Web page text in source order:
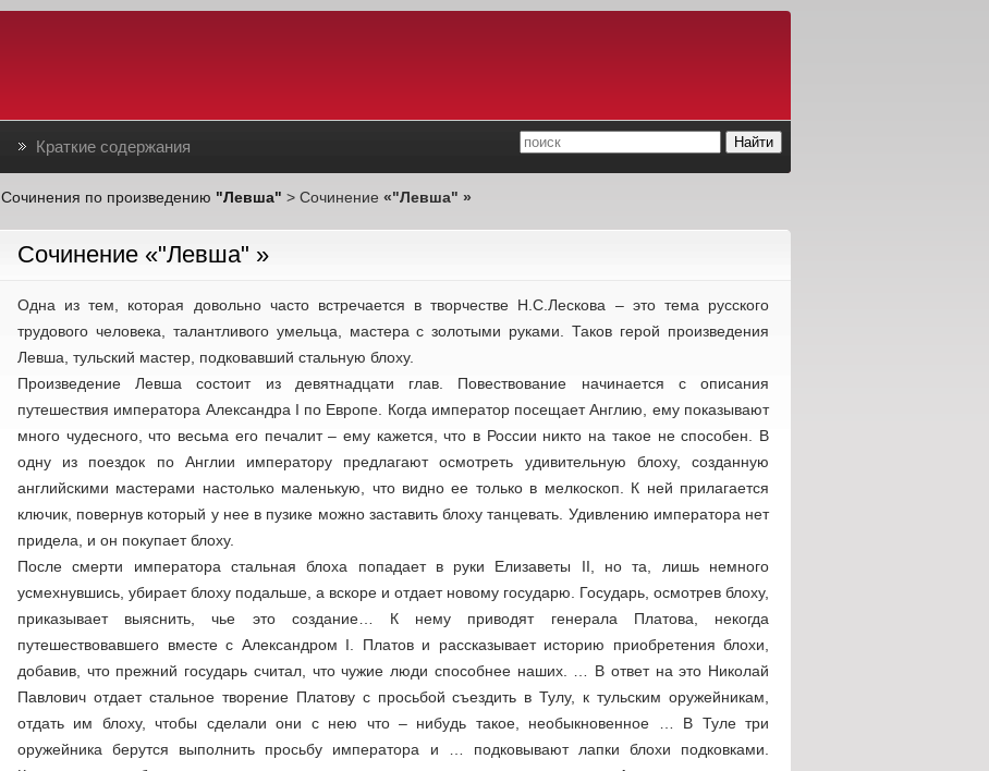
Краткие содержания
Сочинения по произведению "Левша" > Сочинение «"Левша" »
Cочинение «"Левша" »
Одна из тем, которая довольно часто встречается в творчестве Н.С.Лескова – это тема русского
трудового человека, талантливого умельца, мастера с золотыми руками. Таков герой произведения
Левша, тульский мастер, подковавший стальную блоху.
Произведение Левша состоит из девятнадцати глав. Повествование начинается с описания
путешествия императора Александра I по Европе. Когда император посещает Англию, ему показывают
много чудесного, что весьма его печалит – ему кажется, что в России никто на такое не способен. В
одну из поездок по Англии императору предлагают осмотреть удивительную блоху, созданную
английскими мастерами настолько маленькую, что видно ее только в мелкоскоп. К ней прилагается
ключик, повернув который у нее в пузике можно заставить блоху танцевать. Удивлению императора нет
придела, и он покупает блоху.
После смерти императора стальная блоха попадает в руки Елизаветы II, но та, лишь немного
усмехнувшись, убирает блоху подальше, а вскоре и отдает новому государю. Государь, осмотрев блоху,
приказывает выяснить, чье это создание… К нему приводят генерала Платова, некогда
путешествовавшего вместе с Александром I. Платов и рассказывает историю приобретения блохи,
добавив, что прежний государь считал, что чужие люди способнее наших. … В ответ на это Николай
Павлович отдает стальное творение Платову с просьбой съездить в Тулу, к тульским оружейникам,
отдать им блоху, чтобы сделали они с нею что – нибудь такое, необыкновенное … В Туле три
оружейника берутся выполнить просьбу императора и … подковывают лапки блохи подковками.